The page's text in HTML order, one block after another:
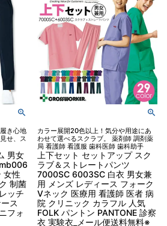
き心地
せ、ス
男女
女性
制菌
ッチ
ス
フォ
カラー展開20色以上！気分や用途にあ
わせて選べるスクラブ。 薬剤師 調剤薬
局 看護師 看護服 歯科医師 歯科助手
上下セット セットアップ スク
ラブ＆ストレートパンツ
7000SC 6003SC 白衣 男女兼
用 メンズ レディース フォーク
Vネック 医療用 看護師 医者 病
院 クリニック カラフル 人気
FOLK パントン PANTONE 診察
衣 実験衣_メール便送料無料※